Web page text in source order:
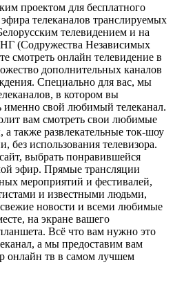
проектом для бесплатного
телеканалов транслируемых
телевидением и на
(Содружества Независимых
смотреть онлайн телевидение в
дополнительных каналов
Специально для вас, мы
в котором вы
именно свой любимый телеканал.
вам смотреть свои любимые
также развлекательные ток-шоу
без использования телевизора.
выбрать понравившейся
эфир. Прямые трансляции
мероприятий и фестивалей,
и известными людьми,
свежие новости и всеми любимые
на экране вашего
Всё что вам нужно это
а мы предоставим вам
онлайн тв в самом лучшем